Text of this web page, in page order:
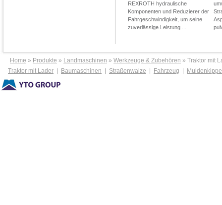
REXROTH hydraulische
Komponenten und Reduzierer der
Fahrgeschwindigkeit, um seine
zuverlässige Leistung ...
Home » Produkte » Landmaschinen » Werkzeuge & Zubehören » Traktor mit
Traktor mit Lader
Baumaschinen Straßenwalze Fahrzeug